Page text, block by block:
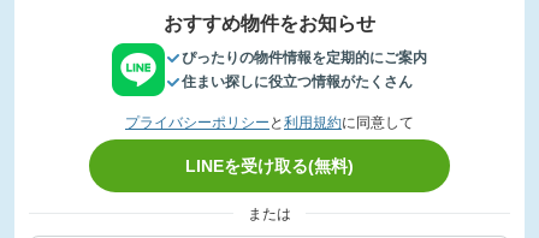
おすすめ物件をお知らせ
ぴったりの物件情報を定期的にご案内
住まい探しに役立つ情報がたくさん
プライバシーポリシー と 利用規約に同意して
LINEを受け取る(無料)
または